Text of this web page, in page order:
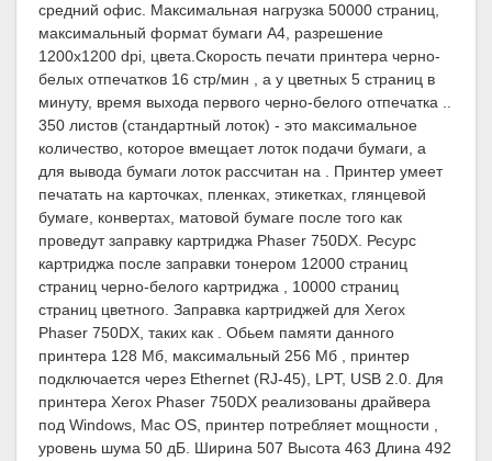
средний офис. Максимальная нагрузка 50000 страниц,
максимальный формат бумаги A4, разрешение
1200x1200 dpi, цвета.Скорость печати принтера черно-
белых отпечатков 16 стр/мин , а у цветных 5 страниц в
минуту, время выхода первого черно-белого отпечатка ..
350 листов (стандартный лоток) - это максимальное
количество, которое вмещает лоток подачи бумаги, а
для вывода бумаги лоток рассчитан на . Принтер умеет
печатать на карточках, пленках, этикетках, глянцевой
бумаге, конвертах, матовой бумаге после того как
проведут заправку картриджа Phaser 750DX. Ресурс
картриджа после заправки тонером 12000 страниц
страниц черно-белого картриджа , 10000 страниц
страниц цветного. Заправка картриджей для Xerox
Phaser 750DX, таких как . Обьем памяти данного
принтера 128 Мб, максимальный 256 Мб , принтер
подключается через Ethernet (RJ-45), LPT, USB 2.0. Для
принтера Xerox Phaser 750DX реализованы драйвера
под Windows, Mac OS, принтер потребляет мощности ,
уровень шума 50 дБ. Ширина 507 Высота 463 Длина 492